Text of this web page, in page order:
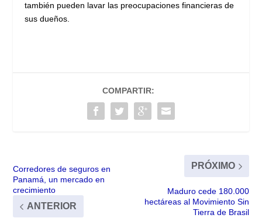
también pueden lavar las preocupaciones financieras de
sus dueños.
COMPARTIR:
Corredores de seguros en
Panamá, un mercado en
crecimiento
ANTERIOR
PRÓXIMO
Maduro cede 180.000
hectáreas al Movimiento Sin
Tierra de Brasil